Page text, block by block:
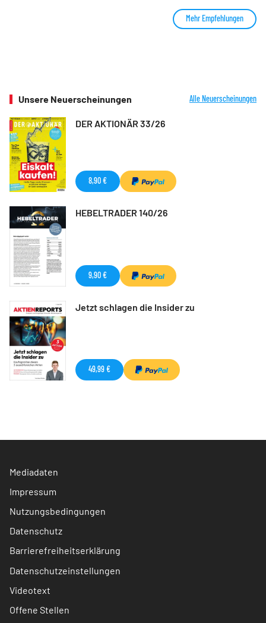
Mehr Empfehlungen
Unsere Neuerscheinungen Alle Neuerscheinungen
DER AKTIONÄR 33/26
8,90 €
HEBELTRADER 140/26
9,90 €
Jetzt schlagen die Insider zu
49,99 €
Mediadaten
Impressum
Nutzungsbedingungen
Datenschutz
Barrierefreiheitserklärung
Datenschutzeinstellungen
Videotext
Offene Stellen